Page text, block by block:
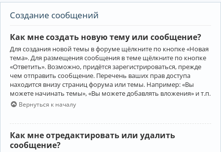
Создание сообщений
Как мне создать новую тему или сообщение?
Для создания новой темы в форуме щёлкните по кнопке «Новая
тема». Для размещения сообщения в теме щёлкните по кнопке
«Ответить». Возможно, придётся зарегистрироваться, прежде
чем отправить сообщение. Перечень ваших прав доступа
находится внизу страниц форума или темы. Например: «Вы
можете начинать темы», «Вы можете добавлять вложения» и т.п.
Вернуться к началу
Как мне отредактировать или удалить
сообщение?